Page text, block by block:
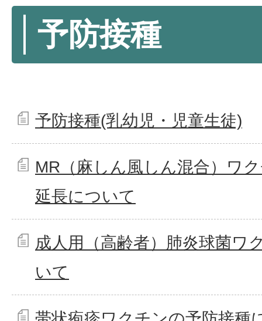
予防接種
予防接種(乳幼児・児童生徒)
MR（麻しん風しん混合）ワ
延長について
成人用（高齢者）肺炎球菌ワ
いて